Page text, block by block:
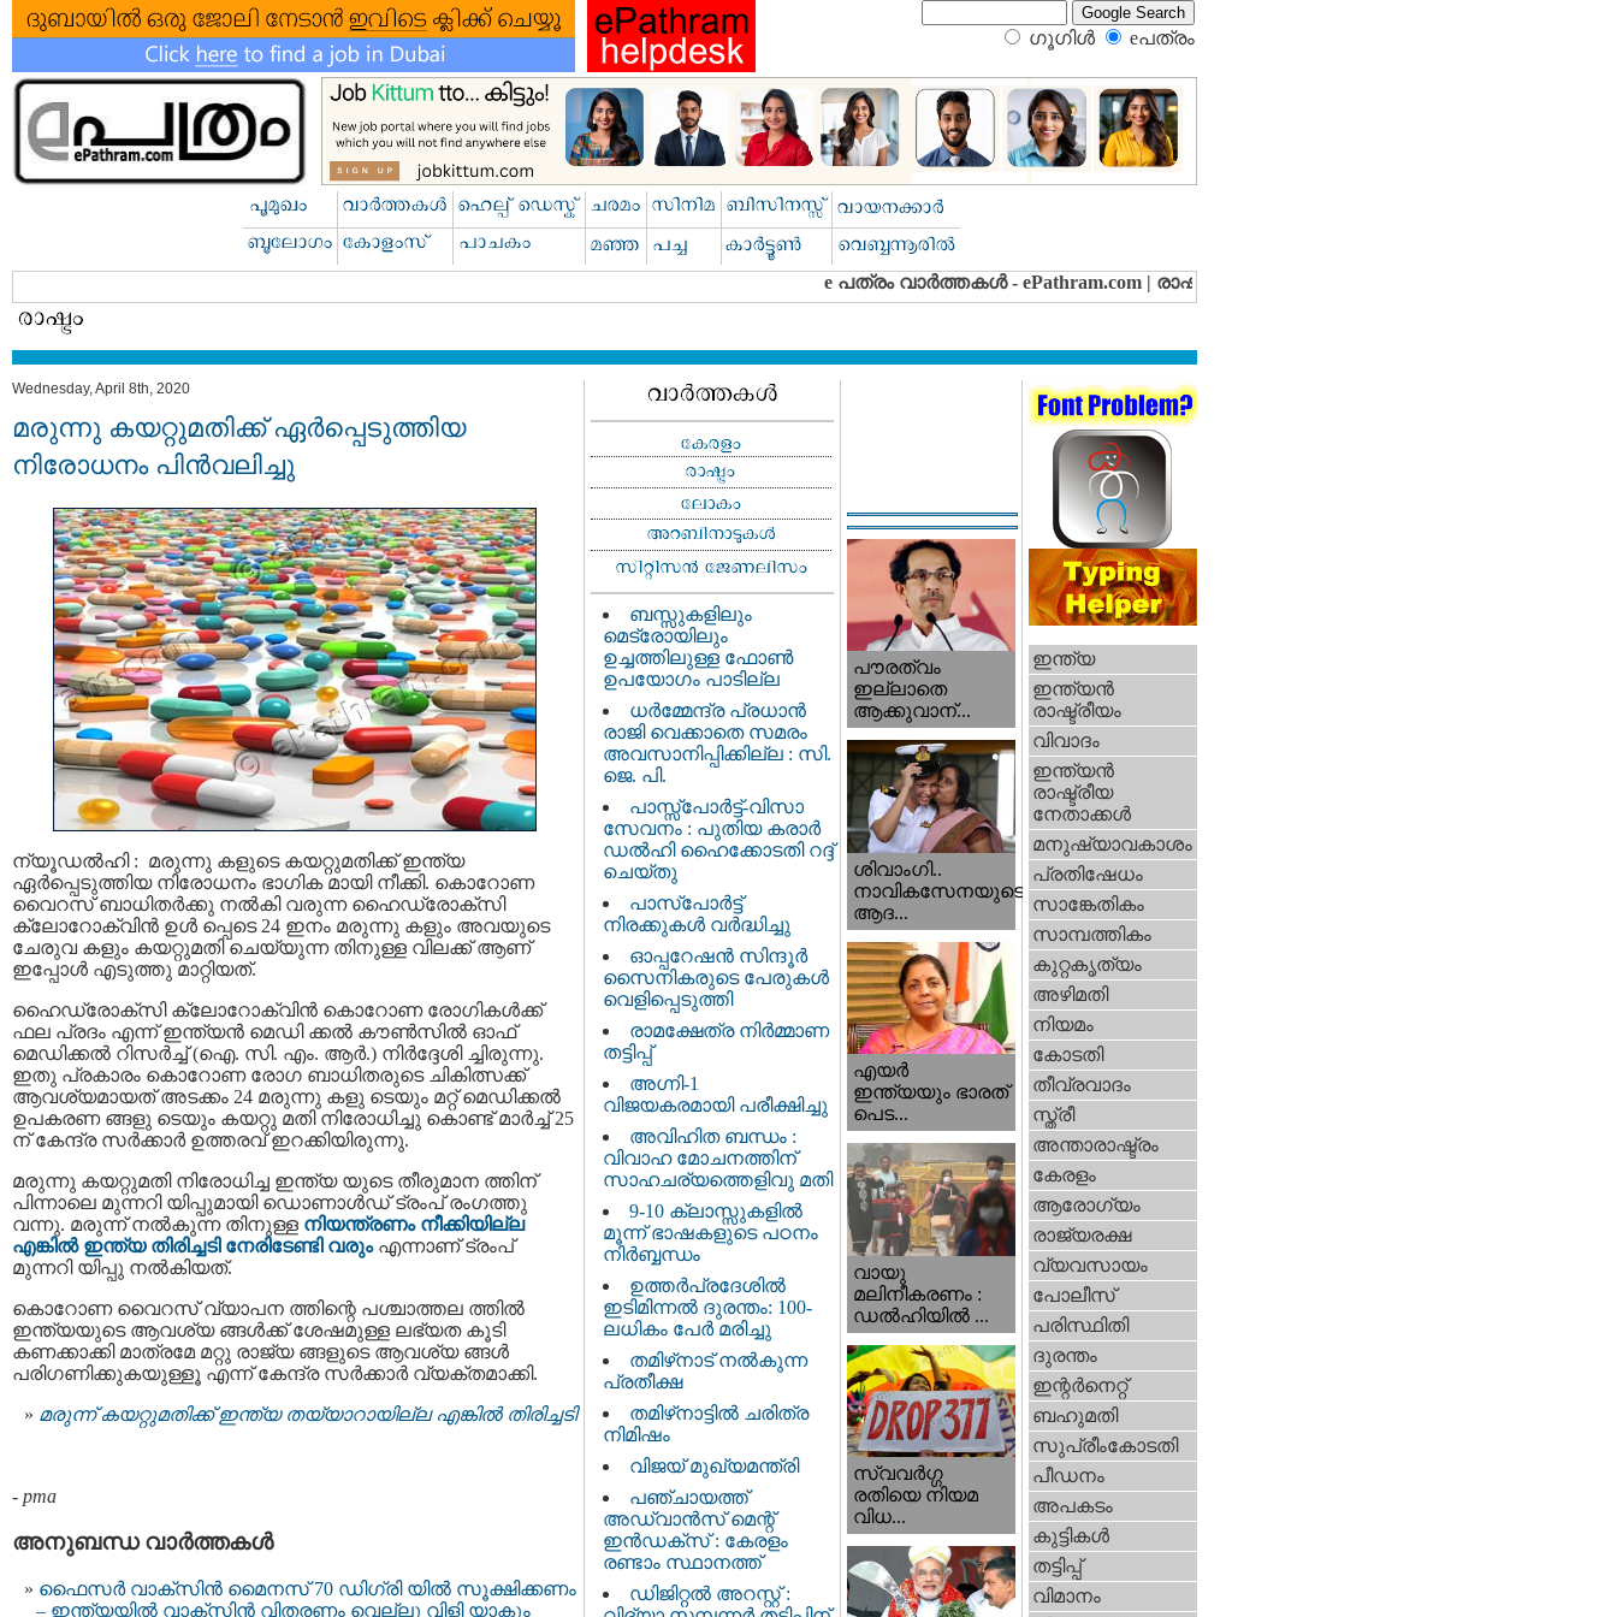
ഗൂഗിള്‍ eപത്രം‍
Wednesday, April 8th, 2020
മരുന്നു കയറ്റുമതിക്ക് ഏർപ്പെടുത്തിയ
നിരോധനം പിന്‍വലിച്ചു
ന്യൂഡല്‍ഹി : മരുന്നു കളുടെ കയറ്റുമതിക്ക് ഇന്ത്യ
ഏർപ്പെടുത്തിയ നിരോധനം ഭാഗിക മായി നീക്കി. കൊറോണ
വൈറസ് ബാധിതര്‍ക്കു നല്‍കി വരുന്ന ഹൈഡ്രോക്സി
ക്ലോറോക്വിൻ ഉൾ പ്പെടെ 24 ഇനം മരുന്നു കളും അവയുടെ
ചേരുവ കളും കയറ്റുമതി ചെയ്യുന്ന തിനുള്ള വിലക്ക് ആണ്
ഇപ്പോള്‍ എടുത്തു മാറ്റിയത്.
ഹൈഡ്രോക്സി ക്ലോറോക്വിൻ കൊറോണ രോഗികള്‍ക്ക്
ഫല പ്രദം എന്ന് ഇന്ത്യൻ മെഡി ക്കൽ കൗൺസിൽ ഓഫ്
മെഡിക്കൽ റിസർച്ച് (ഐ. സി. എം. ആർ.) നിർദ്ദേശി ച്ചിരുന്നു.
ഇതു പ്രകാരം കൊറോണ രോഗ ബാധിതരുടെ ചികിത്സക്ക്
ആവശ്യമായത് അടക്കം 24 മരുന്നു കളു ടെയും മറ്റ് മെഡിക്കൽ
ഉപകരണ ങ്ങളു ടെയും കയറ്റു മതി നിരോധിച്ചു കൊണ്ട് മാർച്ച് 25
ന് കേന്ദ്ര സര്‍ക്കാര്‍ ഉത്തരവ് ഇറക്കിയിരുന്നു.
മരുന്നു കയറ്റുമതി നിരോധിച്ച ഇന്ത്യ യുടെ തീരുമാന ത്തിന്
പിന്നാലെ മുന്നറി യിപ്പുമായി ഡൊണാള്‍ഡ് ട്രംപ് രംഗത്തു
വന്നു. മരുന്ന് നല്‍കുന്ന തിനുള്ള നിയന്ത്രണം നീക്കിയില്ല
എങ്കില്‍ ഇന്ത്യ തിരിച്ചടി നേരിടേണ്ടി വരുംഎന്നാണ് ട്രംപ്
മുന്നറി യിപ്പു നല്‍കിയത്.
കൊറോണ വൈറസ് വ്യാപന ത്തിന്റെ പശ്ചാത്തല ത്തിൽ
ഇന്ത്യയുടെ ആവശ്യ ങ്ങൾക്ക് ശേഷമുള്ള ലഭ്യത കൂടി
കണക്കാക്കി മാത്രമേ മറ്റു രാജ്യ ങ്ങളുടെ ആവശ്യ ങ്ങൾ
പരിഗണിക്കുകയുള്ളൂ എന്ന് കേന്ദ്ര സർക്കാർ വ്യക്തമാക്കി.
മരുന്ന് കയറ്റുമതിക്ക് ഇന്ത്യ തയ്യാറായില്ല എങ്കിൽ തിരിച്ചടി
- pma
അനുബന്ധ വാര്‍ത്തകള്‍
ഫൈസർ വാക്സിൻ മൈനസ് 70 ഡിഗ്രി യില്‍ സൂക്ഷിക്കണം
– ഇന്ത്യയില്‍ വാക്‌സിന്‍ വിതരണം വെല്ലു വിളി യാകും
ബസ്സുകളിലും
മെട്രോയിലും
ഉച്ചത്തിലുള്ള ഫോൺ
ഉപയോഗം പാടില്ല
ധര്‍മ്മേന്ദ്ര പ്രധാൻ
രാജി വെക്കാതെ സമരം
അവസാനിപ്പിക്കില്ല : സി.
ജെ. പി.
പാസ്സ്പോർട്ട്-വിസാ
സേവനം : പുതിയ കരാർ
ഡൽഹി ഹൈക്കോടതി റദ്ദ്
ചെയ്തു
പാസ്‌പോർട്ട്
നിരക്കുകൾ വർദ്ധിച്ചു
ഓപ്പറേഷൻ സിന്ദൂർ
സൈനികരുടെ പേരുകൾ
വെളിപ്പെടുത്തി
രാമക്ഷേത്ര നിർമ്മാണ
തട്ടിപ്പ്
അഗ്നി-1
വിജയകരമായി പരീക്ഷിച്ചു
അവിഹിത ബന്ധം :
വിവാഹ മോചനത്തിന്
സാഹചര്യത്തെളിവു മതി
9-10 ക്ലാസ്സുകളിൽ
മൂന്ന് ഭാഷകളുടെ പഠനം
നിർബ്ബന്ധം
ഉത്തർപ്രദേശിൽ
ഇടിമിന്നൽ ദുരന്തം: 100-
ലധികം പേർ മരിച്ചു
തമിഴ്‌നാട് നൽകുന്ന
പ്രതീക്ഷ
തമിഴ്‌നാട്ടില്‍ ചരിത്ര
നിമിഷം
വിജയ് മുഖ്യമന്ത്രി
പഞ്ചായത്ത്
അഡ്വാൻസ് മെന്റ്
ഇൻഡക്സ് : കേരളം
രണ്ടാം സ്ഥാനത്ത്
ഡിജിറ്റൽ അറസ്റ്റ് :
പൗരത്വം
ഇല്ലാതെ
ആക്കുവാന്...
ശിവാംഗി..
നാവികസേനയുടെ
ആദ...
എയര്‍
ഇന്ത്യയും ഭാരത്
പെട...
വായു
മലിനീകരണം :
ഡൽഹിയിൽ ...
സ്വവര്‍ഗ്ഗ
രതിയെ നിയമ
വിധ...
ഇന്ത്യ
ഇന്ത്യന്‍
രാഷ്ട്രീയം
വിവാദം
ഇന്ത്യന്‍
രാഷ്ട്രീയ
നേതാക്കള്‍
മനുഷ്യാവകാശം
പ്രതിഷേധം
സാങ്കേതികം
സാമ്പത്തികം
കുറ്റകൃത്യം
അഴിമതി
നിയമം
കോടതി
തീവ്രവാദം
സ്ത്രീ
അന്താരാഷ്ട്രം
കേരളം
ആരോഗ്യം
രാജ്യരക്ഷ
വ്യവസായം
പോലീസ്‌
പരിസ്ഥിതി
ദുരന്തം
ഇന്റര്‍നെറ്റ്‌
ബഹുമതി
സുപ്രീംകോടതി
പീഡനം
അപകടം
കുട്ടികള്‍
തട്ടിപ്പ്‌
വിമാനം